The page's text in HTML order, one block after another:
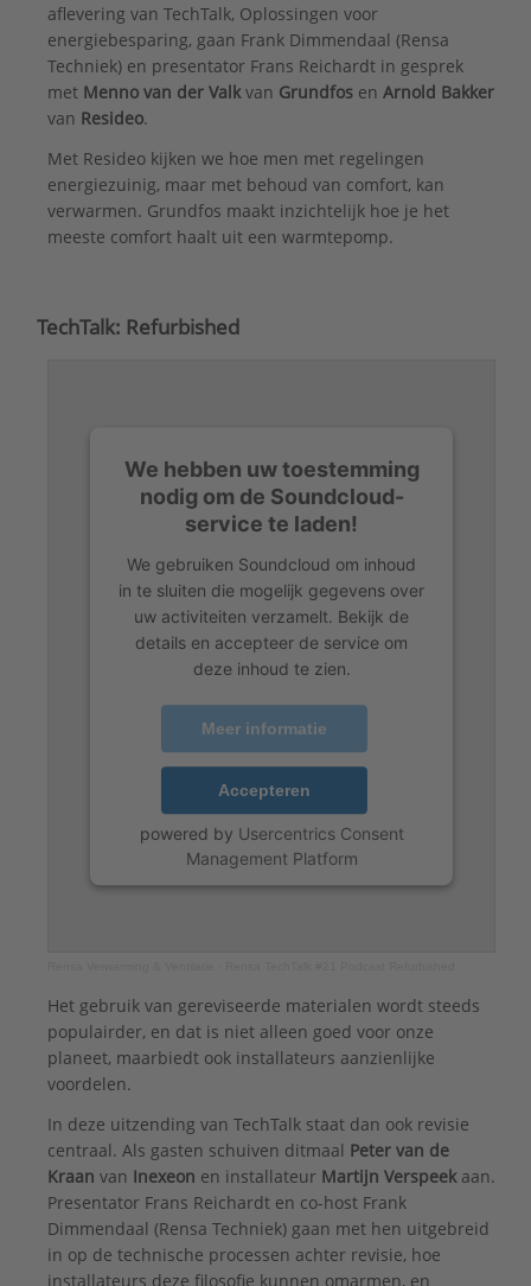
aflevering van TechTalk, Oplossingen voor
energiebesparing, gaan Frank Dimmendaal (Rensa
Techniek) en presentator Frans Reichardt in gesprek
met Menno van der Valkvan Grundfosen Arnold Bakker
van Resideo.
Met Resideo kijken we hoe men met regelingen
energiezuinig, maar met behoud van comfort, kan
verwarmen. Grundfos maakt inzichtelijk hoe je het
meeste comfort haalt uit een warmtepomp.
TechTalk: Refurbished
We hebben uw toestemming
nodig om de Soundcloud-
service te laden!
We gebruiken Soundcloud om inhoud
in te sluiten die mogelijk gegevens over
uw activiteiten verzamelt. Bekijk de
details en accepteer de service om
deze inhoud te zien.
Meer informatie
Accepteren
powered by Usercentrics Consent
Management Platform
Het gebruik van gereviseerde materialen wordt steeds
populairder, en dat is niet alleen goed voor onze
planeet, maarbiedt ook installateurs aanzienlijke
voordelen.
In deze uitzending van TechTalk staat dan ook revisie
centraal. Als gasten schuiven ditmaal Peter van de
Kraan van Inexeon en installateur Martijn Verspeekaan.
Presentator Frans Reichardt en co-host Frank
Dimmendaal (Rensa Techniek) gaan met hen uitgebreid
in op de technische processen achter revisie, hoe
installateurs deze filosofie kunnen omarmen, en